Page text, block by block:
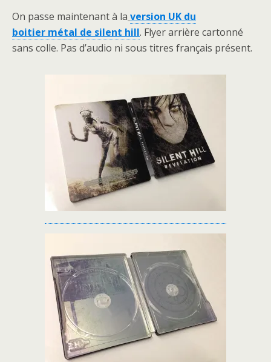
On passe maintenant à la version UK du
boitier métal de silent hill. Flyer arrière cartonné
sans colle. Pas d’audio ni sous titres français présent.